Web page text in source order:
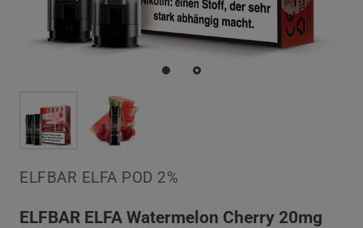
ELFBAR ELFA POD 2%
ELFBAR ELFA Watermelon Cherry 20mg